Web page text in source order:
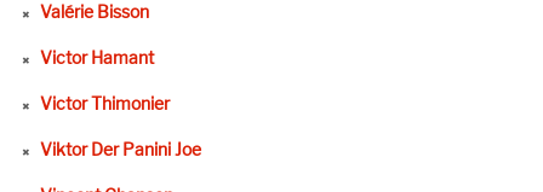
Valérie Bisson
Victor Hamant
Victor Thimonier
Viktor Der Panini Joe